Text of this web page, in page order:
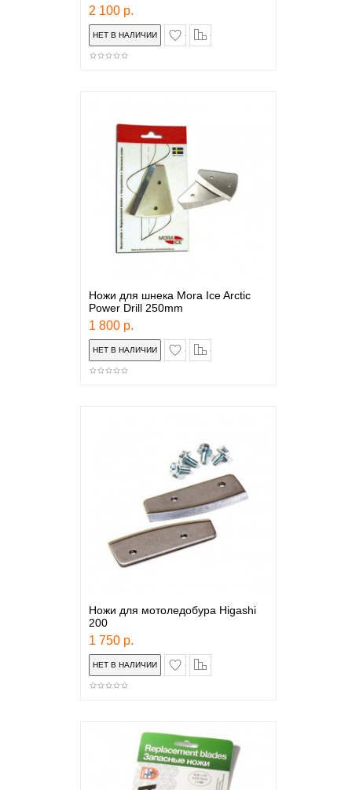
2 100 р.
в закладки
Ножи для шнека Mora Ice Arctic
Power Drill 250mm
1 800 р.
в закладки
Ножи для мотоледобура Higashi
200
1 750 р.
в закладки